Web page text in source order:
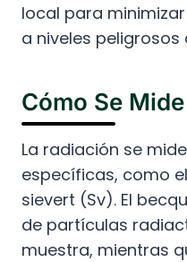
local para
a niveles peligrosos
Cómo Se
La radiación se
específicas, como
sievert (Sv). El
de partículas
muestra, mientras